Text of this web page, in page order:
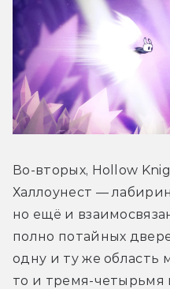
Во-вторых, Hollow
Халлоунест —
но ещё и
полно потайных
одну и ту же область
то и тремя-четырьмя